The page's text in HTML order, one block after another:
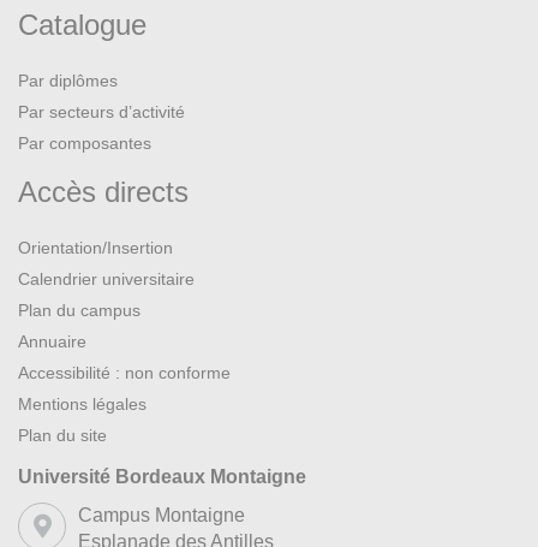
Catalogue
Par diplômes
Par secteurs d’activité
Par composantes
Accès directs
Orientation/Insertion
Calendrier universitaire
Plan du campus
Annuaire
Accessibilité : non conforme
Mentions légales
Plan du site
Université Bordeaux Montaigne
Campus Montaigne
Esplanade des Antilles